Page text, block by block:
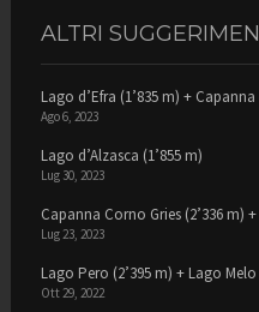
ALTRI
Lago d’Efra (1’835 m) + Capanna
Ago 6, 2023
Lago d’Alzasca (1’855 m)
Lug 30, 2023
Capanna Corno Gries (2’336 m)
Lug 23, 2023
Lago Pero (2’395 m) + Lago Melo
Ott 29, 2022